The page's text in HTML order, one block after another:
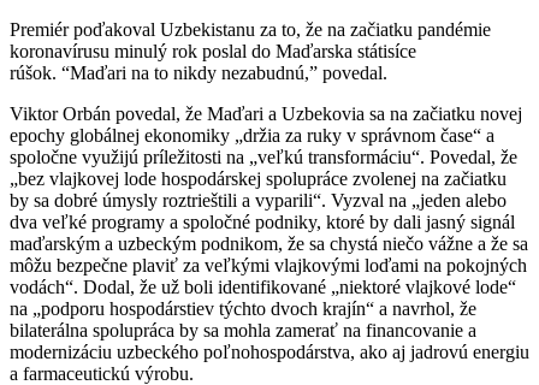
Premiér poďakoval Uzbekistanu za to, že na začiatku pandémie
koronavírusu minulý rok poslal do Maďarska státisíce
rúšok. “Maďari na to nikdy nezabudnú,” povedal.
Viktor Orbán povedal, že Maďari a Uzbekovia sa na začiatku novej
epochy globálnej ekonomiky „držia za ruky v správnom čase“ a
spoločne využijú príležitosti na „veľkú transformáciu“. Povedal, že
„bez vlajkovej lode hospodárskej spolupráce zvolenej na začiatku
by sa dobré úmysly roztrieštili a vyparili“. Vyzval na „jeden alebo
dva veľké programy a spoločné podniky, ktoré by dali jasný signál
maďarským a uzbeckým podnikom, že sa chystá niečo vážne a že sa
môžu bezpečne plaviť za veľkými vlajkovými loďami na pokojných
vodách“. Dodal, že už boli identifikované „niektoré vlajkové lode“
na „podporu hospodárstiev týchto dvoch krajín“ a navrhol, že
bilaterálna spolupráca by sa mohla zamerať na financovanie a
modernizáciu uzbeckého poľnohospodárstva, ako aj jadrovú energiu
a farmaceutickú výrobu.